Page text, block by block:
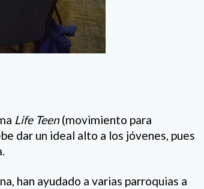
Life Teen(movimiento para
dar un ideal alto a los jóvenes, pues
han ayudado a varias parroquias a